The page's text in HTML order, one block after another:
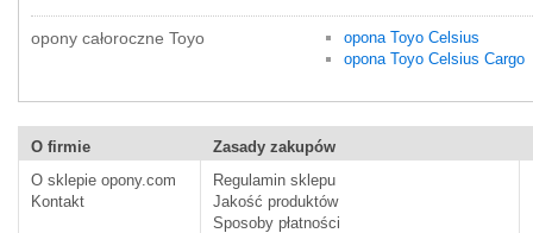
opony całoroczne Toyo
opona Toyo Celsius
opona Toyo Celsius Cargo
O firmie
O sklepie opony.com
Kontakt
Zasady zakupów
Regulamin sklepu
Jakość produktów
Sposoby płatności